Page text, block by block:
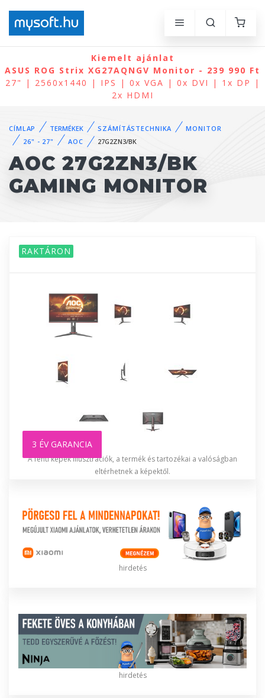
Kiemelt ajánlat
ASUS ROG Strix XG27AQNGV Monitor - 239 990 Ft
27" | 2560x1440 | IPS | 0x VGA | 0x DVI | 1x DP |
2x HDMI
CÍMLAP TERMÉKEK SZÁMÍTÁSTECHNIKA
MONITOR
26" - 27"
AOC 27G2ZN3/BK
AOC 27G2ZN3/BK
GAMING MONITOR
RAKTÁRON
3 ÉV GARANCIA
A fenti képek illusztrációk, a termék és tartozékai a valóságban
eltérhetnek a képektől.
hirdetés
hirdetés